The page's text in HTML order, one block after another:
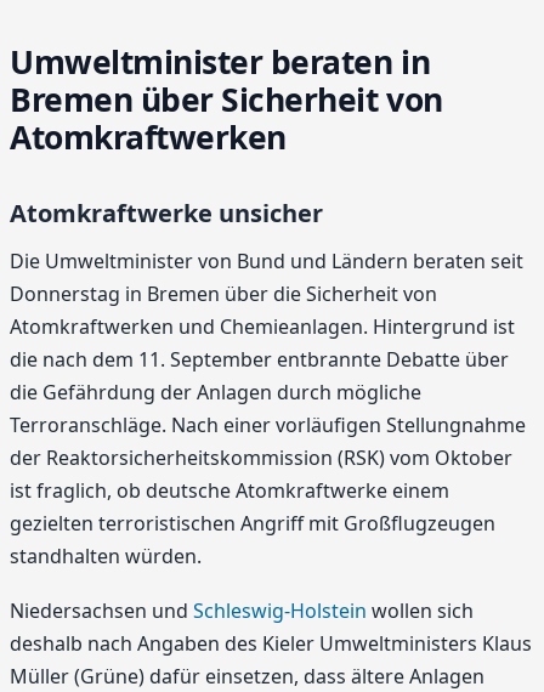
Umweltminister beraten in
Bremen über Sicherheit von
Atomkraftwerken
Atomkraftwerke unsicher
Die Umweltminister von Bund und Ländern beraten seit
Donnerstag in Bremen über die Sicherheit von
Atomkraftwerken und Chemieanlagen. Hintergrund ist
die nach dem 11. September entbrannte Debatte über
die Gefährdung der Anlagen durch mögliche
Terroranschläge. Nach einer vorläufigen Stellungnahme
der Reaktorsicherheitskommission (RSK) vom Oktober
ist fraglich, ob deutsche Atomkraftwerke einem
gezielten terroristischen Angriff mit Großflugzeugen
standhalten würden.
Niedersachsen und Schleswig-Holstein wollen sich
deshalb nach Angaben des Kieler Umweltministers Klaus
Müller (Grüne) dafür einsetzen, dass ältere Anlagen